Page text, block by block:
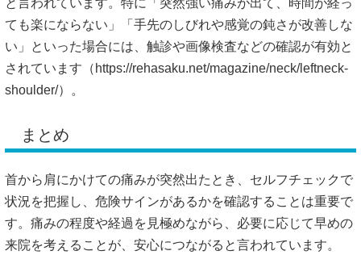
ても楽にならない」「手先のしびれや感覚の鈍さが改善しな
い」といった場合には、触診や画像検査などの確認が有効と
されています（ https://rehasaku.net/magazine/neck/leftneck-
shoulder/）。
まとめ
首から肩にかけての痛みが突然出たとき、セルフチェックで
状況を把握し、危険サインがあるかを確認することは重要で
す。痛みの程度や経過を見極めながら、必要に応じて早めの
来院を考えることが、安心につながると言われています。